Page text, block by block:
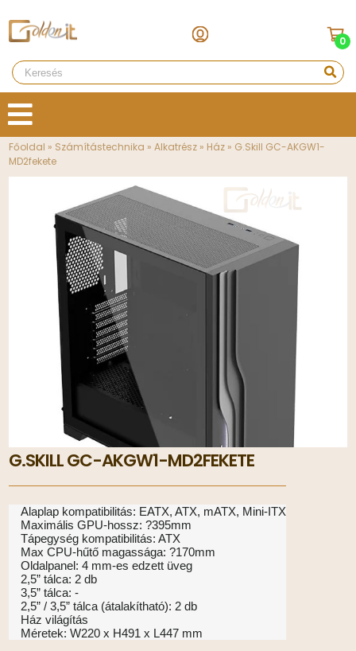
0
Főoldal » Számítástechnika »Alkatrész » Ház » G.Skill GC-AKGW1-
MD2fekete
G.SKILL GC-AKGW1-MD2FEKETE
Alaplap kompatibilitás: EATX, ATX, mATX, Mini-ITX
Maximális GPU-hossz: ?395mm
Tápegység kompatibilitás: ATX
Max CPU-hűtő magassága: ?170mm
Oldalpanel: 4 mm-es edzett üveg
2,5” tálca: 2 db
3,5” tálca: -
2,5” / 3,5” tálca (átalakítható): 2 db
Ház világítás
Méretek: W220 x H491 x L447 mm